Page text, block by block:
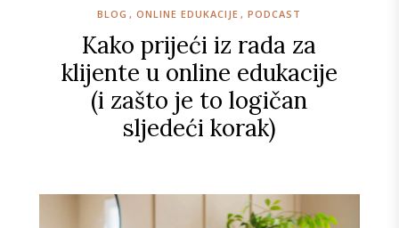
Kako prijeći iz rada za
klijente u online edukacije
(i zašto je to logičan
sljedeći korak)
BLOG ONLINE EDUKACIJE PODCAST